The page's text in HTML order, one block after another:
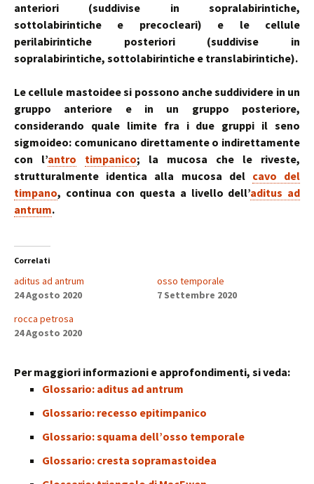
anteriori (suddivise in sopralabirintiche,
sottolabirintiche e precocleari) e le cellule
perilabirintiche posteriori (suddivise in
sopralabirintiche, sottolabirintiche e translabirintiche).
Le cellule mastoidee si possono anche suddividere in un
gruppo anteriore e in un gruppo posteriore,
considerando quale limite fra i due gruppi il seno
sigmoideo: comunicano direttamente o indirettamente
con l’antro timpanico; la mucosa che le riveste,
strutturalmente identica alla mucosa del cavo del
timpano, continua con questa a livello dell’aditus ad
antrum.
Correlati
aditus ad antrum
24 Agosto 2020
osso temporale
7 Settembre 2020
rocca petrosa
24 Agosto 2020
Per maggiori informazioni e approfondimenti, si veda:
Glossario: aditus ad antrum
Glossario: recesso epitimpanico
Glossario: squama dell’osso temporale
Glossario: cresta sopramastoidea